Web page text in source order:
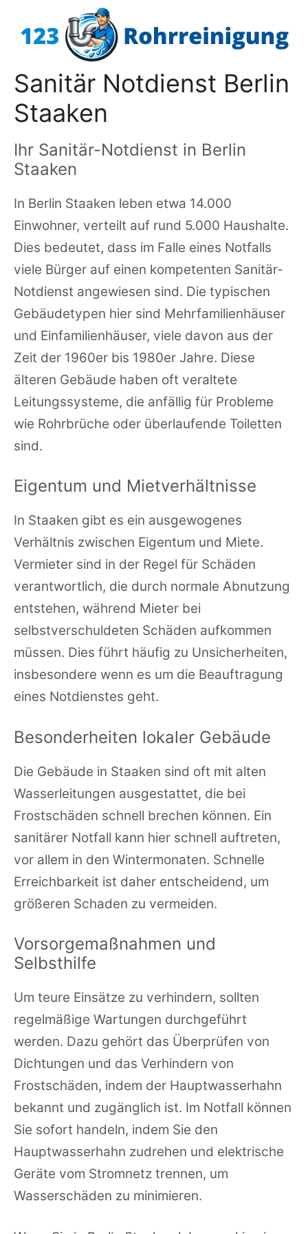
Inhalt
Sanitär Notdienst Berlin
Staaken
Ihr Sanitär-Notdienst in Berlin
Staaken
In Berlin Staaken leben etwa 14.000
Einwohner, verteilt auf rund 5.000 Haushalte.
Dies bedeutet, dass im Falle eines Notfalls
viele Bürger auf einen kompetenten Sanitär-
Notdienst angewiesen sind. Die typischen
Gebäudetypen hier sind Mehrfamilienhäuser
und Einfamilienhäuser, viele davon aus der
Zeit der 1960er bis 1980er Jahre. Diese
älteren Gebäude haben oft veraltete
Leitungssysteme, die anfällig für Probleme
wie Rohrbrüche oder überlaufende Toiletten
sind.
Eigentum und Mietverhältnisse
In Staaken gibt es ein ausgewogenes
Verhältnis zwischen Eigentum und Miete.
Vermieter sind in der Regel für Schäden
verantwortlich, die durch normale Abnutzung
entstehen, während Mieter bei
selbstverschuldeten Schäden aufkommen
müssen. Dies führt häufig zu Unsicherheiten,
insbesondere wenn es um die Beauftragung
eines Notdienstes geht.
Besonderheiten lokaler Gebäude
Die Gebäude in Staaken sind oft mit alten
Wasserleitungen ausgestattet, die bei
Frostschäden schnell brechen können. Ein
sanitärer Notfall kann hier schnell auftreten,
vor allem in den Wintermonaten. Schnelle
Erreichbarkeit ist daher entscheidend, um
größeren Schaden zu vermeiden.
Vorsorgemaßnahmen und
Selbsthilfe
Um teure Einsätze zu verhindern, sollten
regelmäßige Wartungen durchgeführt
werden. Dazu gehört das Überprüfen von
Dichtungen und das Verhindern von
Frostschäden, indem der Hauptwasserhahn
bekannt und zugänglich ist. Im Notfall können
Sie sofort handeln, indem Sie den
Hauptwasserhahn zudrehen und elektrische
Geräte vom Stromnetz trennen, um
Wasserschäden zu minimieren.